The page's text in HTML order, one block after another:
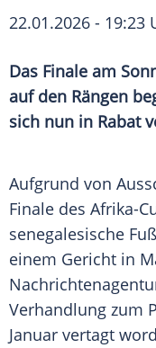
22.01.2026 - 19:23
Das Finale am
auf den Rängen
sich nun in Rabat
Aufgrund von
Finale des Afrika-
senegalesische
einem Gericht in
Verhandlung zum
Januar vertagt